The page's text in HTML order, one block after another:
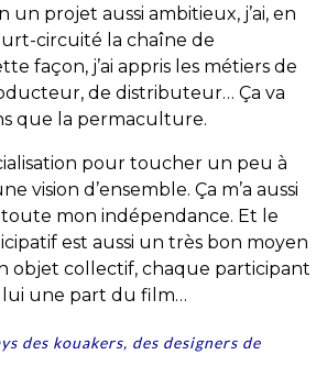
un projet aussi ambitieux, j’ai, en
circuité la chaîne de
façon, j’ai appris les métiers de
de distributeur… Ça va
que la permaculture.
pour toucher un peu à
vision d’ensemble. Ça m’a aussi
mon indépendance. Et le
est aussi un très bon moyen
objet collectif, chaque participant
une part du film…
des kouakers, des designers de